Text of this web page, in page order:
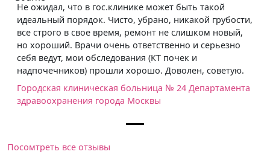
Не ожидал, что в гос.клинике может быть такой
идеальный порядок. Чисто, убрано, никакой грубости,
все строго в свое время, ремонт не слишком новый,
но хороший. Врачи очень ответственно и серьезно
себя ведут, мои обследования (КТ почек и
надпочечников) прошли хорошо. Доволен, советую.
Городская клиническая больница № 24 Департамента
здравоохранения города Москвы
Посомтреть все отзывы